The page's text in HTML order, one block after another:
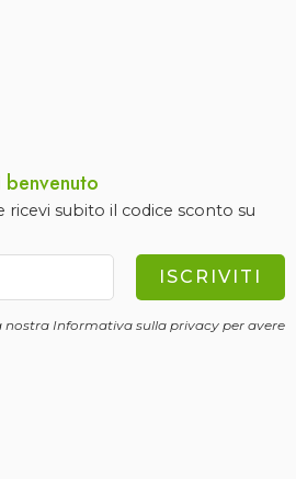
ricevi subito il codice sconto su
nostra Informativa sulla privacy per avere